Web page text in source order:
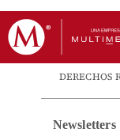
DERECHOS
Newsletters